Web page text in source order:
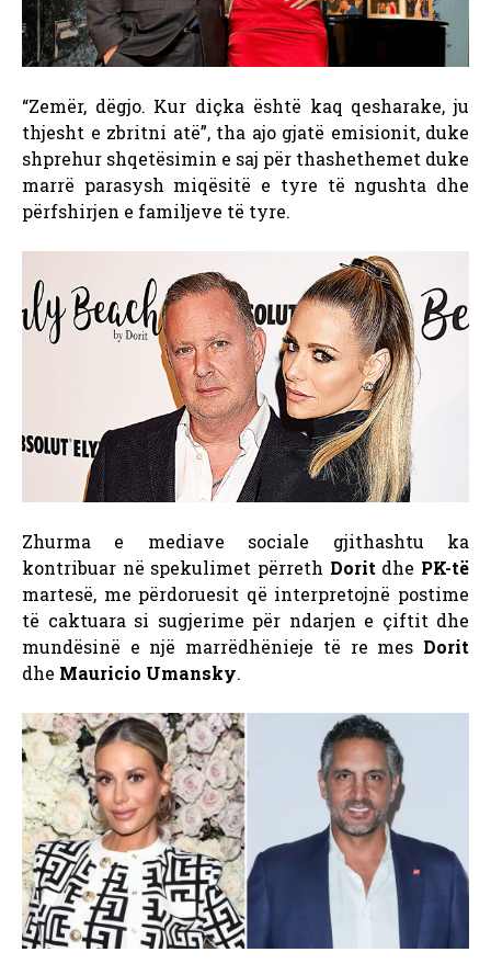
“Zemër, dëgjo. Kur diçka është kaq qesharake, ju
thjesht e zbritni atë”, tha ajo gjatë emisionit, duke
shprehur shqetësimin e saj për thashethemet duke
marrë parasysh miqësitë e tyre të ngushta dhe
përfshirjen e familjeve të tyre.
Zhurma e mediave sociale gjithashtu ka
kontribuar në spekulimet përreth Dorit dhe PK-të
martesë, me përdoruesit që interpretojnë postime
të caktuara si sugjerime për ndarjen e çiftit dhe
mundësinë e një marrëdhënieje të re mes Dorit
dhe Mauricio Umansky.